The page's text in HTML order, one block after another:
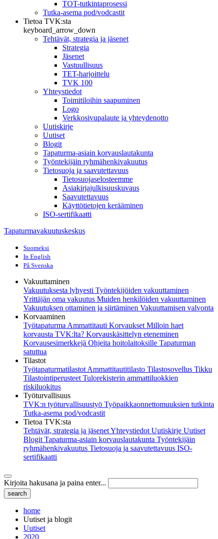
TOT-tutkintaprosessi
Tutka-asema pod/vodcastit
Tietoa TVK:sta
keyboard_arrow_down
Tehtävät, strategia ja jäsenet
Strategia
Jäsenet
Vastuullisuus
TET-harjoittelu
TVK 100
Yhteystiedot
Toimitiloihin saapuminen
Logo
Verkkosivupalaute ja yhteydenotto
Uutiskirje
Uutiset
Blogit
Tapaturma-asiain korvauslautakunta
Työntekijäin ryhmähenkivakuutus
Tietosuoja ja saavutettavuus
Tietosuojaselosteemme
Asiakirjajulkisuuskuvaus
Saavutettavuus
Käyttötietojen kerääminen
ISO-sertifikaatti
Tapaturmavakuutuskeskus
Suomeksi
In English
På Svenska
Vakuuttaminen
Vakuutuksesta lyhyesti Työntekijöiden vakuuttaminen
Yrittäjän oma vakuutus Muiden henkilöiden vakuuttaminen
Vakuutuksen ottaminen ja siirtäminen Vakuuttamisen valvonta
Korvaaminen
Työtapaturma Ammattitauti Korvaukset Milloin haet
korvausta TVK:lta? Korvauskäsittelyn eteneminen
Korvausesimerkkejä Ohjeita hoitolaitoksille Tapaturman
satuttua
Tilastot
Työtapaturmatilastot Ammattitautitilasto Tilastosovellus Tikku
Tilastointiperusteet Tulorekisterin ammattiluokkien
riskiluokitus
Työturvallisuus
TVK:n työturvallisuustyö Työpaikkaonnettomuuksien tutkinta
Tutka-asema pod/vodcastit
Tietoa TVK:sta
Tehtävät, strategia ja jäsenetYhteystiedot Uutiskirje Uutiset
Blogit Tapaturma-asiain korvauslautakunta Työntekijäin
ryhmähenkivakuutus Tietosuoja ja saavutettavuus ISO-
sertifikaatti
Kirjoita hakusana ja paina enter...
home
Uutiset ja blogit
Uutiset
2020